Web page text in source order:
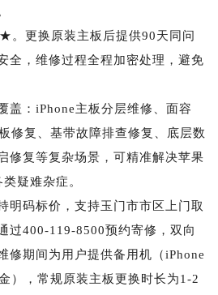
更换原装主板后提供90天同问
全，维修过程全程加密处理，避免
盖：iPhone主板分层维修、面容
修复、基带故障排查修复、底层数
修复等复杂场景，可精准解决苹果
疑难杂症。
明码标价，支持玉门市市区上门取
过400-119-8500预约寄修，双向
修期间为用户提供备用机（iPhone
），常规原装主板更换时长为1-2